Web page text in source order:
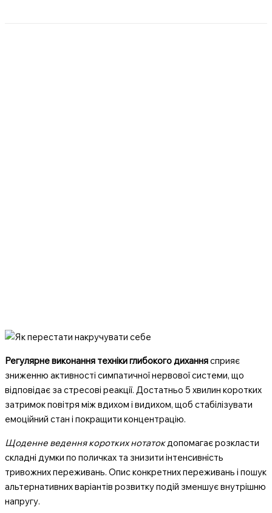
Регулярне виконання техніки глибокого диханнясприяє
зниженню активності симпатичної нервової системи, що
відповідає за стресові реакції. Достатньо 5 хвилин коротких
затримок повітря між вдихом і видихом, щоб стабілізувати
емоційний стан і покращити концентрацію.
Щоденне ведення коротких нотатокдопомагає розкласти
складні думки по поличках та знизити інтенсивність
тривожних переживань. Опис конкретних переживань і пошук
альтернативних варіантів розвитку подій зменшує внутрішню
напругу.